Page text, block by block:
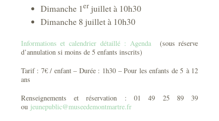
Dimanche 1erjuillet à 10h30
Dimanche 8 juillet à 10h30
Informations et calendrier détaillé : Agenda (sous réserve
d’annulation si moins de 5 enfants inscrits)
Tarif : 7€ / enfant – Durée : 1h30 – Pour les enfants de 5 à 12
ans
Renseignements et réservation : 01 49 25 89 39
ou jeunepublic@museedemontmartre.fr